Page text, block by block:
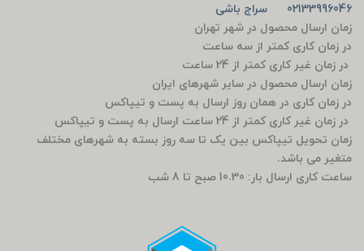
02133996046 سراج باشی
زمان ارسال محصول در شهر تهران
در زمان کاری کمتر از سه ساعت
در زمان غیر کاری کمتر از 24 ساعت
زمان ارسال محصول در سایر شهرهای ایران
در زمان کاری در همان روز ارسال به پست و تیپاکس
در زمان غیر کاری کمتر از 24 ساعت ارسال به پست و تیپاکس
زمان تحویل تیپاکس بین یک تا سه روز بسته به شهرهای مختلف
متغیر می باشد.
ساعت کاری ارسال بار: 10.30 صبح تا 8 شب